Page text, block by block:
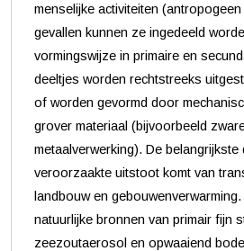
menselijke activiteiten
gevallen kunnen ze ingedeeld
vormingswijze in primaire en
deeltjes worden rechtstreeks
of worden gevormd door
grover materiaal (bijvoorbeeld
metaalverwerking). De belangrijkste
veroorzaakte uitstoot komt van
landbouw en
natuurlijke bronnen van primair fijn
zeezoutaerosol en opwaaiend